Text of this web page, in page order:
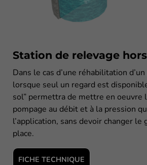
Station de relevage
Dans le cas d’une réhabilitation
lorsque seul un regard est
sol” permettra de mettre en oeuvre
pompage au débit et à la pression
l’application, sans devoir changer le
place.
FICHE TECHNIQUE